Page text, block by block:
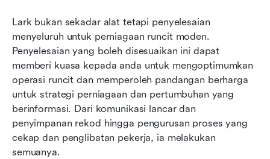
Lark bukan sekadar alat tetapi penyelesaian
menyeluruh untuk perniagaan runcit moden.
Penyelesaian yang boleh disesuaikan ini dapat
memberi kuasa kepada anda untuk mengoptimumkan
operasi runcit dan memperoleh pandangan berharga
untuk strategi perniagaan dan pertumbuhan yang
berinformasi. Dari komunikasi lancar dan
penyimpanan rekod hingga pengurusan proses yang
cekap dan penglibatan pekerja, ia melakukan
semuanya.